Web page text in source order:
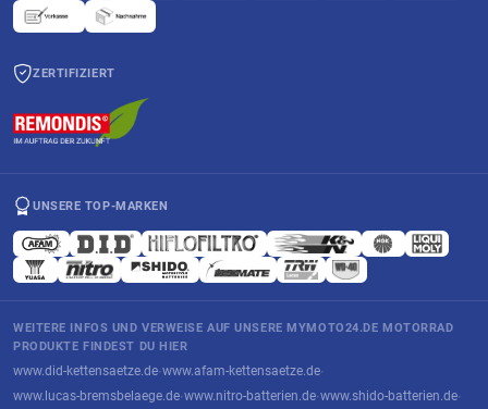
ZERTIFIZIERT
UNSERE TOP-MARKEN
WEITERE INFOS UND VERWEISE AUF UNSERE MYMOTO24.DE MOTORRAD
PRODUKTE FINDEST DU HIER
www.did-kettensaetze.de·www.afam-kettensaetze.de·
www.lucas-bremsbelaege.de·www.nitro-batterien.de·www.shido-batterien.de·